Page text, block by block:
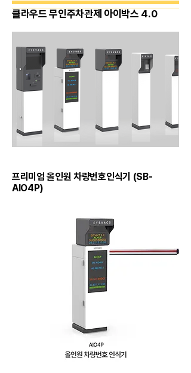
​클라우드 무인주차관제 아이박스 4.0
​프리미엄 올인원 차량번호인식기 (SB-
AIO4P)